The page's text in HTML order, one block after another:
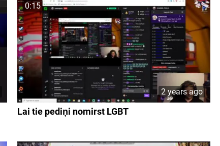
0:15
2 years ago
Lai tie pediņi nomirst LGBT